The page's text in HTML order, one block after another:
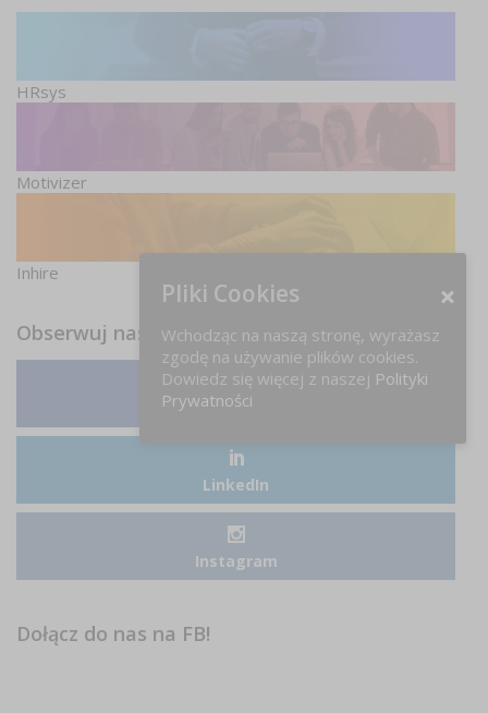
HRsys
Motivizer
Inhire
Obserwuj nas
Facebook
LinkedIn
Instagram
Dołącz do nas na FB!
Pliki Cookies
Wchodząc na naszą stronę, wyrażasz
zgodę na używanie plików cookies.
Dowiedz się więcej z naszej Polityki
Prywatności